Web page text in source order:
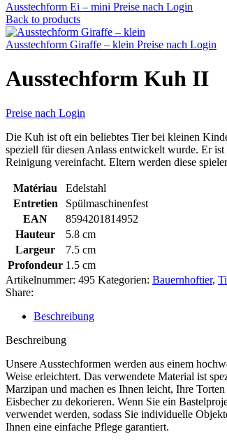
Ausstechform Ei – mini Preise nach Login
Back to products
Ausstechform Giraffe – klein Preise nach Login
Ausstechform Kuh II
Preise nach Login
Die Kuh ist oft ein beliebtes Tier bei kleinen
speziell für diesen Anlass entwickelt wurde. Er
Reinigung vereinfacht. Eltern werden diese
Matériau
Edelstahl
Entretien
Spülmaschinenfest
EAN
8594201814952
Hauteur
5.8 cm
Largeur
7.5 cm
Profondeur 1.5 cm
Artikelnummer: 495 Kategorien: Bauernhoftier,
Share:
Beschreibung
Beschreibung
Unsere Ausstechformen werden aus einem
Weise erleichtert. Das verwendete Material ist
Marzipan und machen es Ihnen leicht, Ihre
Eisbecher zu dekorieren. Wenn Sie ein
verwendet werden, sodass Sie individuelle
Ihnen eine einfache Pflege garantiert.